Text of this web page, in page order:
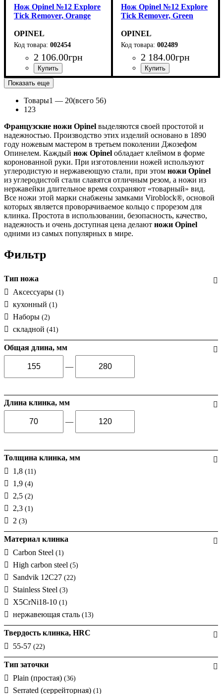
Нож Opinel №12 Explore
Tick Remover, Orange
OPINEL
002454
2 106.00грн
Нож Opinel №12 Explore
Tick Remover, Green
OPINEL
002489
2 184.00грн
Показать еще
Товары1 — 20(всего 56)
1 23
Французские ножи Opinel выделяются своей простотой и
надежностью. Производство этих изделий основано в 1890
году ножевым мастером в третьем поколении Джозефом
Опинелем. Каждый нож Opinel обладает клеймом в форме
коронованной руки. При изготовлении ножей используют
углеродистую и нержавеющую стали, при этом ножи Opinel
из углеродистой стали славятся отличным резом, а ножи из
нержавейки длительное время сохраняют «товарный» вид.
Все ножи этой марки снабжены замками Viroblock®, основой
которых является проворачиваемое кольцо с прорезом для
клинка. Простота в использовании, безопасность, качество,
надежность и очень доступная цена делают ножи Opinel
одними из самых популярных в мире.
Фильтр
Тип ножа
Аксессуары (1)
кухонный (1)
Наборы (2)
складной (41)
Общая длина, мм
—
Длина клинка, мм
—
Толщина клинка, мм
1,8 (11)
1,9 (4)
2,5 (2)
2,3 (1)
2 (3)
Материал клинка
Carbon Steel (1)
High carbon steel (5)
Sandvik 12C27 (22)
Stainless Steel (3)
X5CrNi18-10 (1)
нержавеющая сталь (13)
Твердость клинка, HRC
55-57 (22)
Тип заточки
Plain (простая) (36)
Serrated (серрейторная) (1)